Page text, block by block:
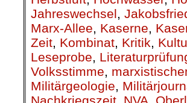
Jahreswechsel,
Marx-Allee, Kaserne,
Zeit, Kombinat, Kritik,
Leseprobe,
Volksstimme,
Militärgeologie,